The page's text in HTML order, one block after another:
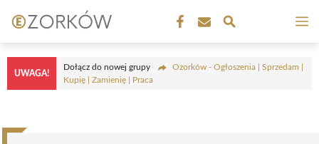
do
treści
UWAGA!
Dołącz do nowej grupy
Ozorków - Ogłoszenia | Sprzedam |
Kupię | Zamienię | Praca